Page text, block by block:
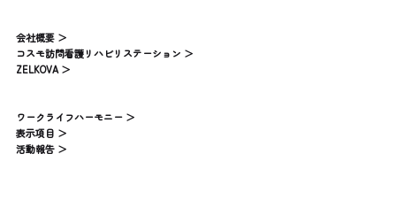
会社概要 ＞
コスモ訪問看護リハビリステーション ＞
ZELKOVA ＞
ワークライフハーモニー ＞
表示項目 ＞
活動報告 ＞